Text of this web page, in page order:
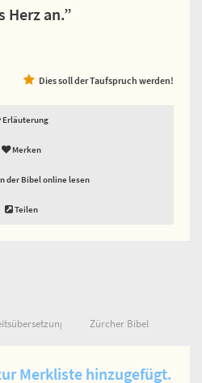
Herz an.”
Dies soll der Taufspruch werden!
Erläuterung
Merken
der Bibel online lesen
Teilen
Zürcher Bibel
Merkliste hinzugefügt.